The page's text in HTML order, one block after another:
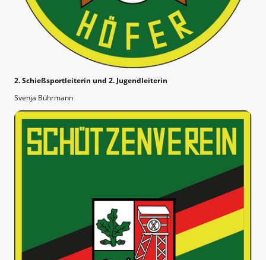
2. Schießsportleiterin und 2. Jugendleiterin
Svenja Bührmann